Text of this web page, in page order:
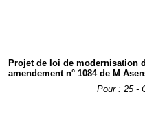
Projet de loi de modernisation
amendement n° 1084 de M
Pour : 25 -